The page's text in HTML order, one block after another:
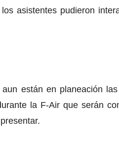
asistentes pudieron
están en planeación
la F-Air que serán